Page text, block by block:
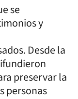
se
y
Desde la
preservar la
personas